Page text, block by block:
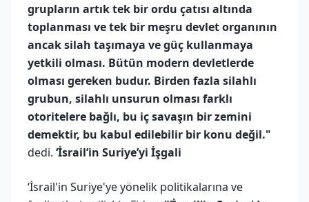
grupların artık tek bir ordu çatısı altında
toplanması ve tek bir meşru devlet organının
ancak silah taşımaya ve güç kullanmaya
yetkili olması. Bütün modern devletlerde
olması gereken budur. Birden fazla silahlı
grubun, silahlı unsurun olması farklı
otoritelere bağlı, bu iç savaşın bir zemini
demektir, bu kabul edilebilir bir konu değil."
dedi. ‘İsrail’in Suriye’yi İşgali
‘İsrail'in Suriye'ye yönelik politikalarına ve